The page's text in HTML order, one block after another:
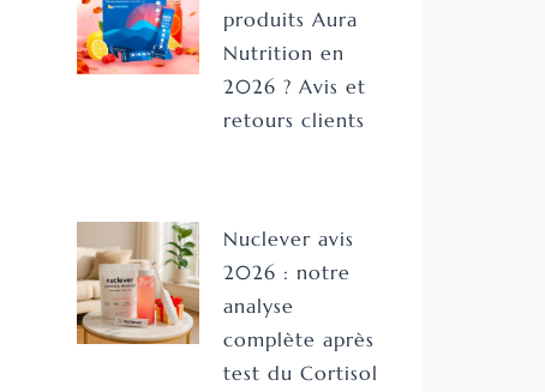
produits Aura
Nutrition en
2026 ? Avis et
retours clients
Nuclever avis
2026 : notre
analyse
complète après
test du Cortisol